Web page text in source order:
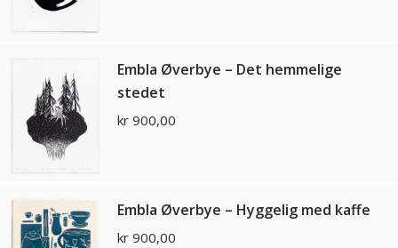
Embla Øverbye – Det hemmelige
stedet
kr 900,00
Embla Øverbye – Hyggelig med kaffe
kr 900,00